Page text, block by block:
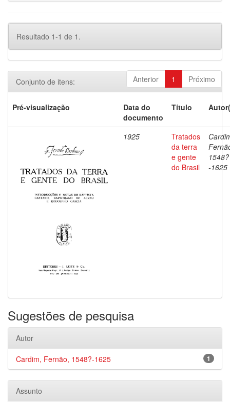
Resultado 1-1 de 1.
Anterior 1 Próximo
Conjunto de itens:
Pré-visualização
Data do
documento
Título
1925
Tratados
da terra
e gente
do Brasil
1548?
-1625
Sugestões de pesquisa
Autor
1
Cardim, Fernão, 1548?-1625
Assunto